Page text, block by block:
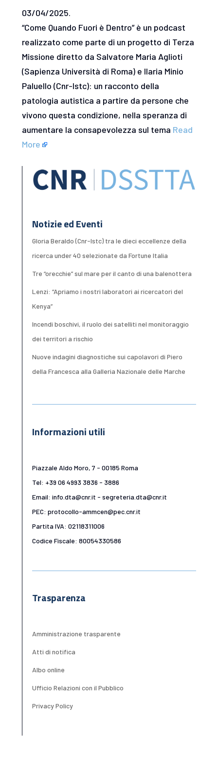
03/04/2025.
“Come Quando Fuori è Dentro” è un podcast
realizzato come parte di un progetto di Terza
Missione diretto da Salvatore Maria Aglioti
(Sapienza Università di Roma) e Ilaria Minio
Paluello (Cnr-Istc): un racconto della
patologia autistica a partire da persone che
vivono questa condizione, nella speranza di
aumentare la consapevolezza sul tema Read
More
Notizie ed Eventi
Gloria Beraldo (Cnr-Istc) tra le dieci eccellenze della
ricerca under 40 selezionate da Fortune Italia
Tre “orecchie” sul mare per il canto di una balenottera
Lenzi: “Apriamo i nostri laboratori ai ricercatori del
Kenya”
Incendi boschivi, il ruolo dei satelliti nel monitoraggio
dei territori a rischio
Nuove indagini diagnostiche sui capolavori di Piero
della Francesca alla Galleria Nazionale delle Marche
Informazioni utili
Piazzale Aldo Moro, 7 - 00185 Roma
Tel: +39 06 4993 3836 - 3886
Email: info.dta@cnr.it - segreteria.dta@cnr.it
PEC: protocollo-ammcen@pec.cnr.it
Partita IVA: 02118311006
Codice Fiscale: 80054330586
Trasparenza
Amministrazione trasparente
Atti di notifica
Albo online
Ufficio Relazioni con il Pubblico
Privacy Policy